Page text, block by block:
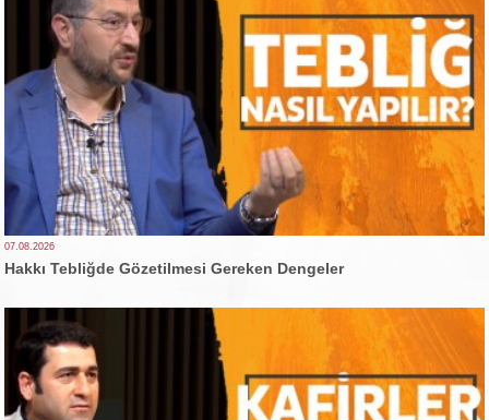
07.08.2026
Hakkı Tebliğde Gözetilmesi Gereken Dengeler